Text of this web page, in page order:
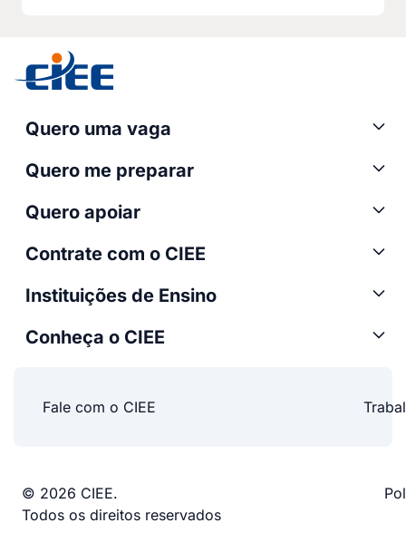
Quero uma vaga
Quero me preparar
Quero apoiar
Contrate com o CIEE
Instituições de Ensino
Conheça o CIEE
Fale com o CIEE
© 2026 CIEE.
Todos os direitos reservados